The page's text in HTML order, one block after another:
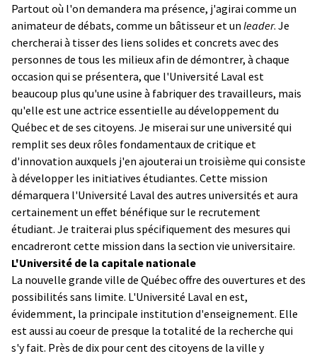
Partout où l'on demandera ma présence, j'agirai comme un
animateur de débats, comme un bâtisseur et un leader. Je
chercherai à tisser des liens solides et concrets avec des
personnes de tous les milieux afin de démontrer, à chaque
occasion qui se présentera, que l'Université Laval est
beaucoup plus qu'une usine à fabriquer des travailleurs, mais
qu'elle est une actrice essentielle au développement du
Québec et de ses citoyens. Je miserai sur une université qui
remplit ses deux rôles fondamentaux de critique et
d'innovation auxquels j'en ajouterai un troisième qui consiste
à développer les initiatives étudiantes. Cette mission
démarquera l'Université Laval des autres universités et aura
certainement un effet bénéfique sur le recrutement
étudiant. Je traiterai plus spécifiquement des mesures qui
encadreront cette mission dans la section vie universitaire.
L'Université de la capitale nationale
La nouvelle grande ville de Québec offre des ouvertures et des
possibilités sans limite. L'Université Laval en est,
évidemment, la principale institution d'enseignement. Elle
est aussi au coeur de presque la totalité de la recherche qui
s'y fait. Près de dix pour cent des citoyens de la ville y